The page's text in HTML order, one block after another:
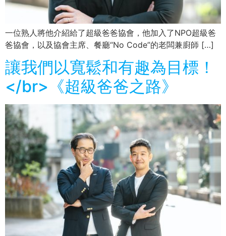
一位熟人將他介紹給了超級爸爸協會，他加入了NPO超級爸
爸協會，以及協會主席、餐廳“No Code”的老闆兼廚師 […]
讓我們以寬鬆和有趣為目標！
</br>《超級爸爸之路》